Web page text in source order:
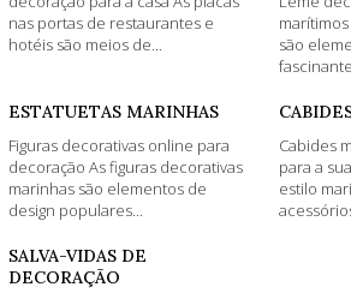
nas portas de restaurantes e
hotéis são meios de...
são
ESTATUETAS MARINHAS
Figuras decorativas online para
decoração As figuras decorativas
marinhas são elementos de
design populares...
Cabides
para a
estilo
SALVA-VIDAS DE
DECORAÇÃO